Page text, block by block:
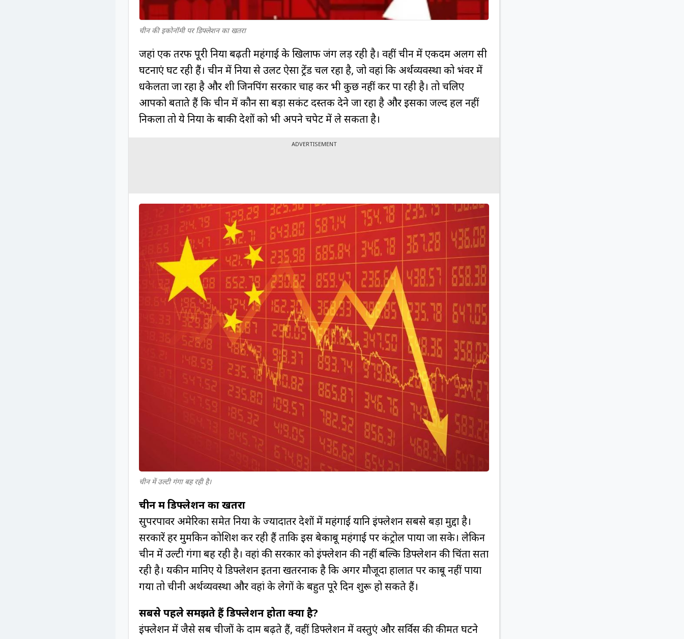
चीन की इकोनॉमी पर डिफ्लेशन का खतरा
जहां एक तरफ पूरी दुनिया बढ़ती महंगाई के खिलाफ जंग लड़ रही है। वहीं चीन में एकदम अलग सी
घटनाएं घट रही हैं। चीन में दुनिया से उलट ऐसा ट्रेंड चल रहा है, जो वहां कि अर्थव्यवस्था को भंवर में
धकेलता जा रहा है और शी जिनपिंग सरकार चाह कर भी कुछ नहीं कर पा रही है। तो चलिए
आपको बताते हैं कि चीन में कौन सा बड़ा सकंट दस्तक देने जा रहा है और इसका जल्द हल नहीं
निकला तो ये दुनिया के बाकी देशों को भी अपने चपेट में ले सकता है।
ADVERTISEMENT
चीन में उल्टी गंगा बह रही है।
चीन में डिफ्लेशन का खतरा
सुपरपावर अमेरिका समेत दुनिया के ज्यादातर देशों में महंगाई यानि इंफ्लेशन सबसे बड़ा मुद्दा है।
सरकारें हर मुमकिन कोशिश कर रही हैं ताकि इस बेकाबू महंगाई पर कंट्रोल पाया जा सके। लेकिन
चीन में उल्टी गंगा बह रही है। वहां की सरकार को इंफ्लेशन की नहीं बल्कि डिफ्लेशन की चिंता सता
रही है। यकीन मानिए ये डिफ्लेशन इतना खतरनाक है कि अगर मौजूदा हालात पर काबू नहीं पाया
गया तो चीनी अर्थव्यवस्था और वहां के लेगों के बहुत पूरे दिन शुरू हो सकते हैं।
सबसे पहले समझते हैं डिफ्लेशन होता क्या है?
इंफ्लेशन में जैसे सब चीजों के दाम बढ़ते हैं, वहीं डिफ्लेशन में वस्तुएं और सर्विस की कीमत घटने